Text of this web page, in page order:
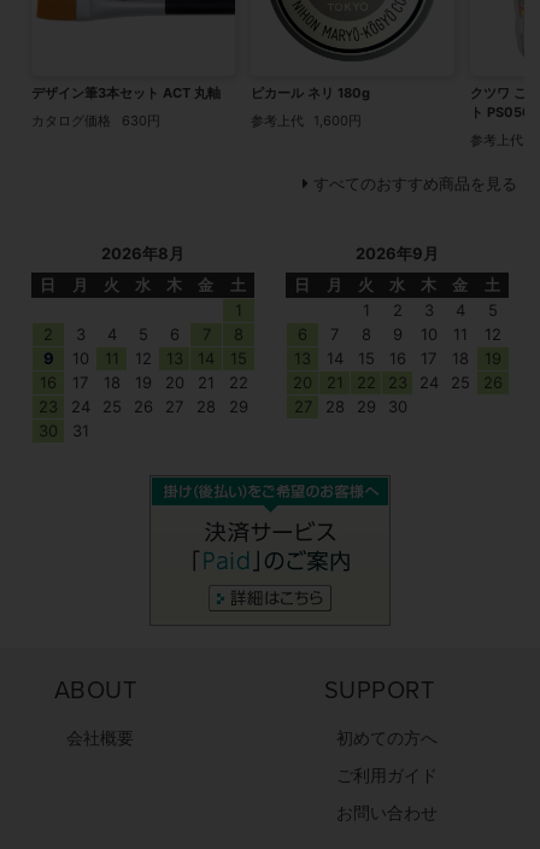
デザイン筆3本セット ACT 丸軸
カタログ価格
630円
ピカール ネリ 180g
参考上代
1,600円
クツワ こ
ト PS050
参考上代
すべてのおすすめ商品を見る
2026年8月
日
月 火 水 木 金
土
1
2
3 4 5 6 7
8
9
10 11 12 13 14
15
16
17 18 19 20 21
22
23
24 25 26 27 28
29
30
31
2026年9月
日
月 火 水 木 金
土
1
2 3 4
5
6
7 8 9 10 11
12
13
14 15 16 17 18
19
20
21 22 23 24 25
26
27
28 29 30
ABOUT
会社概要
SUPPORT
初めての方へ
ご利用ガイド
お問い合わせ